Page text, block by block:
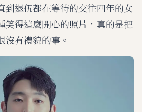
到退伍都在等待的交往四年的女
笑得這麼開心的照片，真的是把
有禮貌的事。」